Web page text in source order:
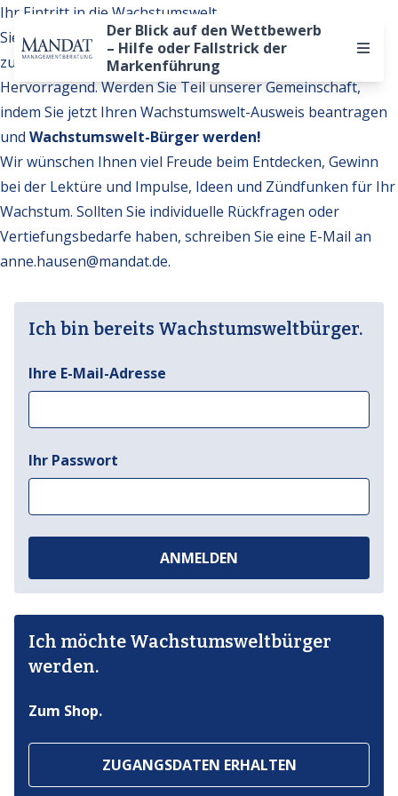
Der Blick auf den Wettbewerb
– Hilfe oder Fallstrick der
Markenführung
Ihr Eintritt in die Wachstumswelt
Sie möchten auf weitere Inhalte der Wachstumswelt
zugreifen?
Hervorragend. Werden Sie Teil unserer Gemeinschaft,
indem Sie jetzt Ihren Wachstumswelt-Ausweis beantragen
und Wachstumswelt-Bürger werden!
Wir wünschen Ihnen viel Freude beim Entdecken, Gewinn
bei der Lektüre und Impulse, Ideen und Zündfunken für Ihr
Wachstum. Sollten Sie individuelle Rückfragen oder
Vertiefungsbedarfe haben, schreiben Sie eine E-Mail an
anne.hausen@mandat.de.
Ich bin bereits Wachstumsweltbürger.
Ihre E-Mail-Adresse
Ihr Passwort
ANMELDEN
Ich möchte Wachstumsweltbürger
werden.
Zum Shop.
ZUGANGSDATEN ERHALTEN